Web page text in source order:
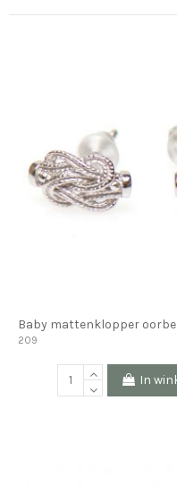
Baby mattenklopper
209
In